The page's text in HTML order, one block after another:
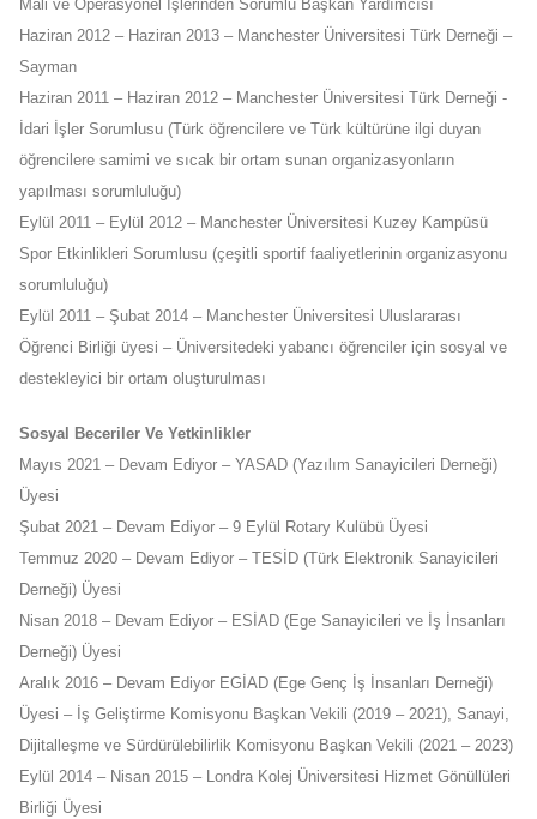
Mali ve Operasyonel İşlerinden Sorumlu Başkan Yardımcısı
Haziran 2012 – Haziran 2013 – Manchester Üniversitesi Türk Derneği –
Sayman
Haziran 2011 – Haziran 2012 – Manchester Üniversitesi Türk Derneği -
İdari İşler Sorumlusu (Türk öğrencilere ve Türk kültürüne ilgi duyan
öğrencilere samimi ve sıcak bir ortam sunan organizasyonların
yapılması sorumluluğu)
Eylül 2011 – Eylül 2012 – Manchester Üniversitesi Kuzey Kampüsü
Spor Etkinlikleri Sorumlusu (çeşitli sportif faaliyetlerinin organizasyonu
sorumluluğu)
Eylül 2011 – Şubat 2014 – Manchester Üniversitesi Uluslararası
Öğrenci Birliği üyesi – Üniversitedeki yabancı öğrenciler için sosyal ve
destekleyici bir ortam oluşturulması
Sosyal Beceriler Ve Yetkinlikler
Mayıs 2021 – Devam Ediyor – YASAD (Yazılım Sanayicileri Derneği)
Üyesi
Şubat 2021 – Devam Ediyor – 9 Eylül Rotary Kulübü Üyesi
Temmuz 2020 – Devam Ediyor – TESİD (Türk Elektronik Sanayicileri
Derneği) Üyesi
Nisan 2018 – Devam Ediyor – ESİAD (Ege Sanayicileri ve İş İnsanları
Derneği) Üyesi
Aralık 2016 – Devam Ediyor EGİAD (Ege Genç İş İnsanları Derneği)
Üyesi – İş Geliştirme Komisyonu Başkan Vekili (2019 – 2021), Sanayi,
Dijitalleşme ve Sürdürülebilirlik Komisyonu Başkan Vekili (2021 – 2023)
Eylül 2014 – Nisan 2015 – Londra Kolej Üniversitesi Hizmet Gönüllüleri
Birliği Üyesi